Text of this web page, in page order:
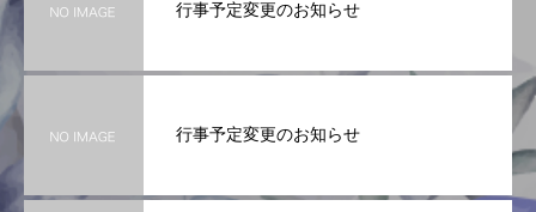
行事予定変更のお知らせ
行事予定変更のお知らせ